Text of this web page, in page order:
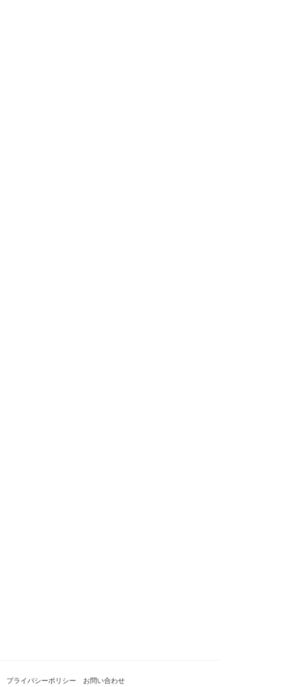
プライバシーポリシー お問い合わせ